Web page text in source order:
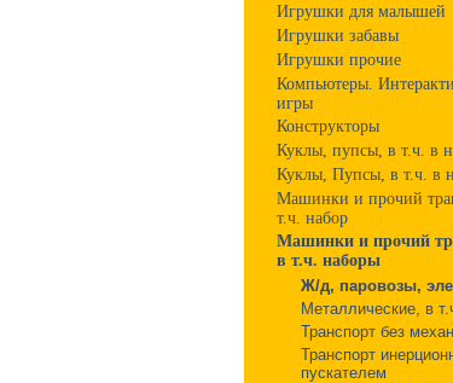
Игрушки для малышей
Игрушки забавы
Игрушки прочие
Компьютеры.
игры
Конструкторы
Куклы, пупсы, в т.ч. в
Куклы, Пупсы, в т.ч. в
Машинки и прочий
т.ч. набор
Машинки и прочий
в т.ч. наборы
Ж/д, паровозы,
Металлические, в
Транспорт без
Транспорт
пускателем